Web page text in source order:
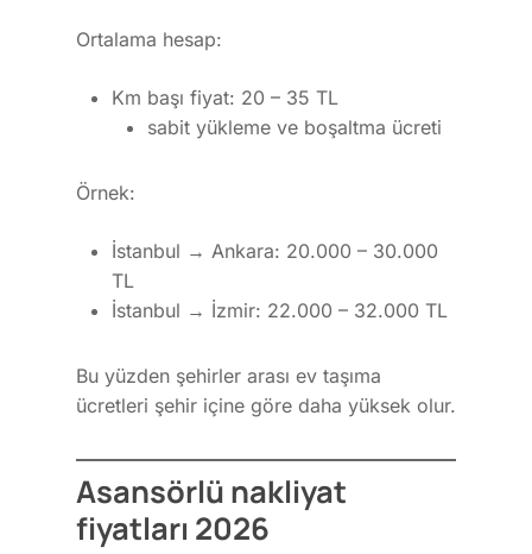
Ortalama hesap:
Km başı fiyat: 20 – 35 TL
sabit yükleme ve boşaltma ücreti
Örnek:
İstanbul → Ankara: 20.000 – 30.000
TL
İstanbul → İzmir: 22.000 – 32.000 TL
Bu yüzden şehirler arası ev taşıma
ücretleri şehir içine göre daha yüksek olur.
Asansörlü nakliyat
fiyatları 2026